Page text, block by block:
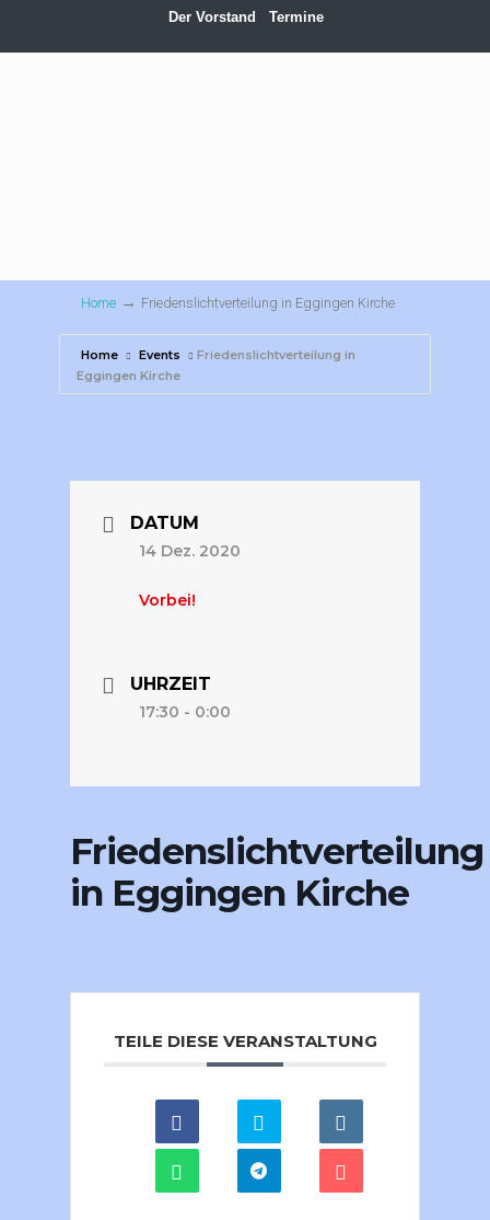
Der Vorstand Termine
Home → Friedenslichtverteilung in Eggingen Kirche
Home Events
Friedenslichtverteilung in
Eggingen Kirche
DATUM
14 Dez. 2020
Vorbei!
UHRZEIT
17:30 - 0:00
Friedenslichtverteilung
in Eggingen Kirche
TEILE DIESE VERANSTALTUNG